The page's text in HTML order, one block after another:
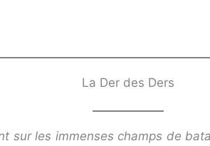
La Der des Ders
sur les immenses champs de